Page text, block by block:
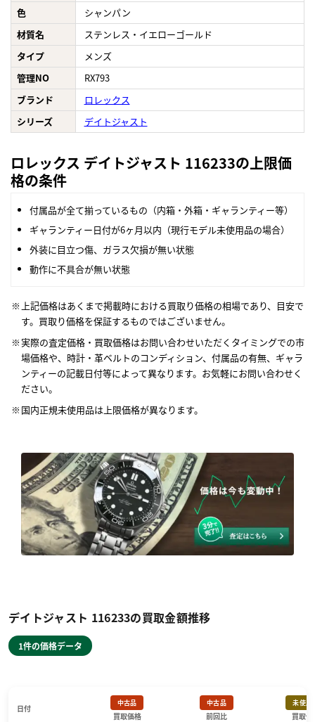
色
シャンパン
材質名
ステンレス・イエローゴールド
タイプ
メンズ
管理NO
RX793
ブランド
ロレックス
シリーズ
デイトジャスト
ロレックス デイトジャスト 116233の上限価
格の条件
付属品が全て揃っているもの（内箱・外箱・ギャランティー等）
ギャランティー日付が6ヶ月以内（現行モデル未使用品の場合）
外装に目立つ傷、ガラス欠損が無い状態
動作に不具合が無い状態
上記価格はあくまで掲載時における買取り価格の相場であり、目安で
す。買取り価格を保証するものではございません。
実際の査定価格・買取価格はお問い合わせいただくタイミングでの市
場価格や、時計・革ベルトのコンディション、付属品の有無、ギャラ
ンティーの記載日付等によって異なります。お気軽にお問い合わせく
ださい。
国内正規未使用品は上限価格が異なります。
デイトジャスト 116233の買取金額推移
1件の価格データ
日付
中古品
買取価格
中古品
前回比
未使用
買取価